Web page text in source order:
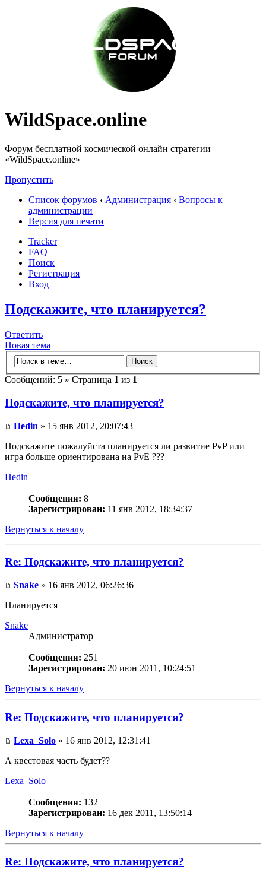
WildSpace.online
Форум бесплатной космической онлайн стратегии
«WildSpace.online»
Пропустить
Список форумов ‹ Администрация ‹ Вопросы к
администрации
Версия для печати
Tracker
FAQ
Поиск
Регистрация
Вход
Подскажите, что планируется?
Ответить
Новая тема
Сообщений: 5 » Страница 1 из 1
Подскажите, что планируется?
Hedin » 15 янв 2012, 20:07:43
Подскажите пожалуйста планируется ли развитие PvP или
игра больше ориентирована на PvE ???
Hedin
Сообщения: 8
Зарегистрирован: 11 янв 2012, 18:34:37
Вернуться к началу
Re: Подскажите, что планируется?
Snake » 16 янв 2012, 06:26:36
Планируется
Snake
Администратор
Сообщения: 251
Зарегистрирован: 20 июн 2011, 10:24:51
Вернуться к началу
Re: Подскажите, что планируется?
Lexa_Solo » 16 янв 2012, 12:31:41
А квестовая часть будет??
Lexa_Solo
Сообщения: 132
Зарегистрирован: 16 дек 2011, 13:50:14
Вернуться к началу
Re: Подскажите, что планируется?